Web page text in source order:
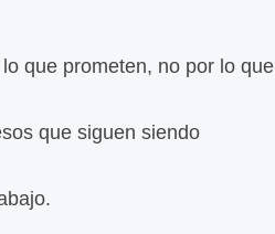
que prometen, no por lo que
que siguen siendo